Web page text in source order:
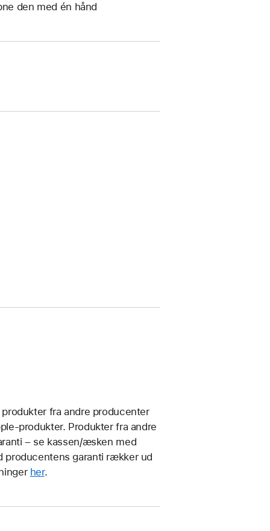
den med én hånd
fra andre producenter
produkter. Produkter fra andre
– se kassen/æsken med
producentens garanti rækker ud
her.